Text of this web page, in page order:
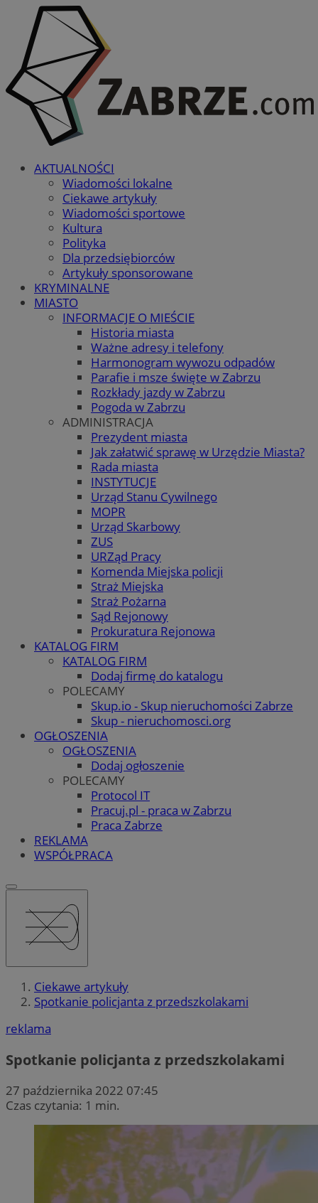
AKTUALNOŚCI
Wiadomości lokalne
Ciekawe artykuły
Wiadomości sportowe
Kultura
Polityka
Dla przedsiębiorców
Artykuły sponsorowane
KRYMINALNE
MIASTO
INFORMACJE O MIEŚCIE
Historia miasta
Ważne adresy i telefony
Harmonogram wywozu odpadów
Parafie i msze święte w Zabrzu
Rozkłady jazdy w Zabrzu
Pogoda w Zabrzu
ADMINISTRACJA
Prezydent miasta
Jak załatwić sprawę w Urzędzie Miasta?
Rada miasta
INSTYTUCJE
Urząd Stanu Cywilnego
MOPR
Urząd Skarbowy
ZUS
URZąd Pracy
Komenda Miejska policji
Straż Miejska
Straż Pożarna
Sąd Rejonowy
Prokuratura Rejonowa
KATALOG FIRM
KATALOG FIRM
Dodaj firmę do katalogu
POLECAMY
Skup.io - Skup nieruchomości Zabrze
Skup - nieruchomosci.org
OGŁOSZENIA
OGŁOSZENIA
Dodaj ogłoszenie
POLECAMY
Protocol IT
Pracuj.pl - praca w Zabrzu
Praca Zabrze
REKLAMA
WSPÓŁPRACA
Ciekawe artykuły
Spotkanie policjanta z przedszkolakami
reklama
Spotkanie policjanta z przedszkolakami
27 października 2022 07:45
Czas czytania: 1 min.